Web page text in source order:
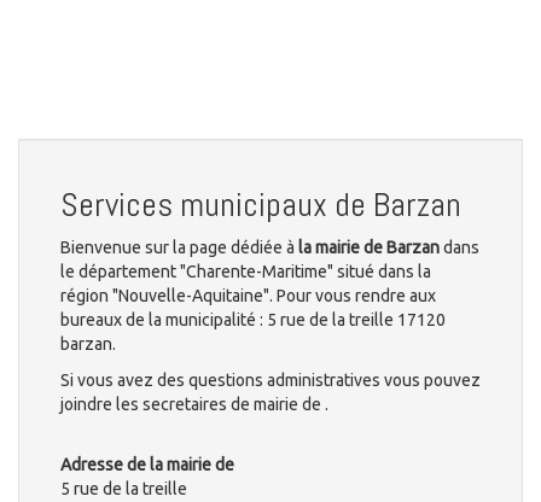
Services municipaux de Barzan
Bienvenue sur la page dédiée à la mairie de Barzandans
le département "Charente-Maritime" situé dans la
région "Nouvelle-Aquitaine". Pour vous rendre aux
bureaux de la municipalité : 5 rue de la treille 17120
barzan.
Si vous avez des questions administratives vous pouvez
joindre les secretaires de mairie de .
Adresse de la mairie de
5 rue de la treille